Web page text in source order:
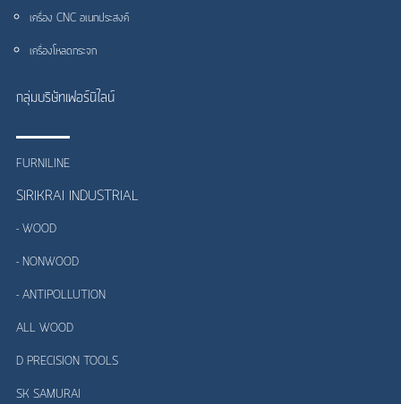
เครื่อง CNC อเนกประสงค์
เครื่องโหลดกระจก
กลุ่มบริษัทเฟอร์นิไลน์
FURNILINE
SIRIKRAI INDUSTRIAL
- WOOD
- NONWOOD
- ANTIPOLLUTION
ALL WOOD
D PRECISION TOOLS
SK SAMURAI